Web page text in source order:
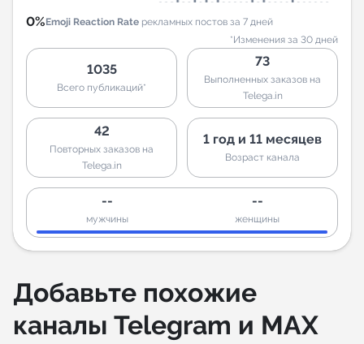
0%Emoji Reaction Rate рекламных постов за 7 дней
*Изменения за 30 дней
1035
Всего публикаций*
73
Выполненных заказов на
Telega.in
42
Повторных заказов на
Telega.in
1 год и 11 месяцев
Возраст канала
--
мужчины
--
женщины
Добавьте похожие
каналы Telegram и MAX